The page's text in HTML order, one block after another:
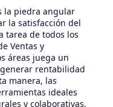
la piedra angular
la satisfacción del
tarea de todos los
Ventas y
áreas juega un
rentabilidad
manera, las
ideales
y colaborativas.